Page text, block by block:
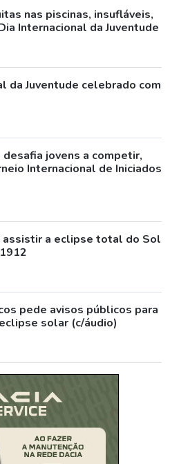
nas piscinas, insufláveis,
Internacional da Juventude
da Juventude celebrado com
jovens a competir,
Internacional de Iniciados
assistir a eclipse total do Sol
pede avisos públicos para
solar (c/áudio)